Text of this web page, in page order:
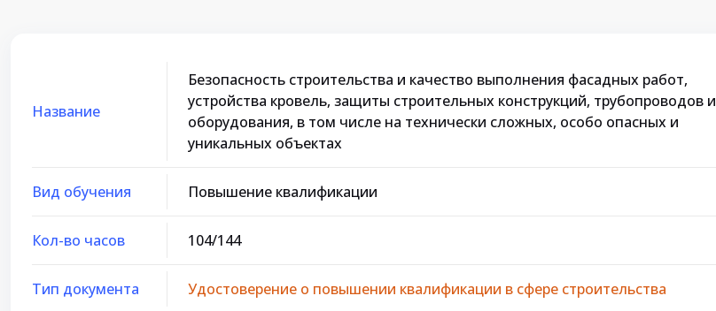
Название
Безопасность строительства и качество выполнения фасадных работ,
устройства кровель, защиты строительных конструкций, трубопроводов и
оборудования, в том числе на технически сложных, особо опасных и
уникальных объектах
Вид обучения Повышение квалификации
Кол-во часов 104/144
Тип документа Удостоверение о повышении квалификации в сфере строительства